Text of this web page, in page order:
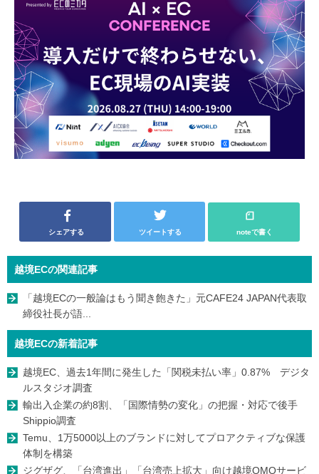
シェアする ツイートする noteで書く
越境ECの関連記事
「越境ECの一般論はもう聞き飽きた」元CAFE24 JAPAN代表取
締役社長が語...
越境ECの新着記事
越境EC、過去1年間に発生した「関税未払い率」0.87% デジタ
ルスタジオ調査
輸出入企業の約8割、「国際情勢の変化」の把握・対応で後手
Shippio調査
Temu、1万5000以上のブランドに対してプロアクティブな保護
体制を構築
ジグザグ、「台湾進出」「台湾売上拡大」向け越境OMOサービ